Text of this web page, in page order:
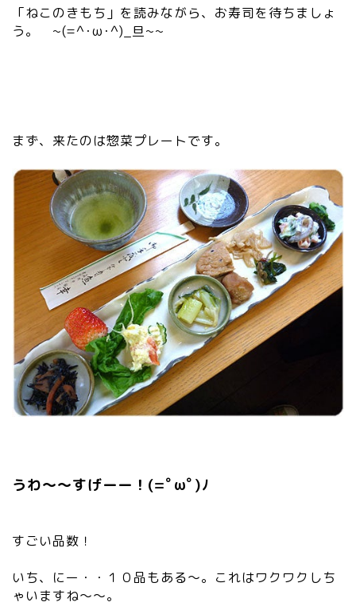
「ねこのきもち」を読みながら、お寿司を待ちましょ
う。 ~(=^･ω･^)_旦~~
まず、来たのは惣菜プレートです。
うわ～～すげーー！(=ﾟωﾟ)ﾉ
すごい品数！
いち、にー・・１０品もある～。これはワクワクしち
ゃいますね～～。